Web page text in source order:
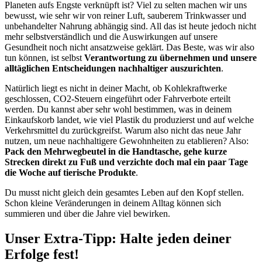
Planeten aufs Engste verknüpft ist? Viel zu selten machen wir uns
bewusst, wie sehr wir von reiner Luft, sauberem Trinkwasser und
unbehandelter Nahrung abhängig sind. All das ist heute jedoch nicht
mehr selbstverständlich und die Auswirkungen auf unsere
Gesundheit noch nicht ansatzweise geklärt. Das Beste, was wir also
tun können, ist selbst Verantwortung zu übernehmen und unsere
alltäglichen Entscheidungen nachhaltiger auszurichten.
Natürlich liegt es nicht in deiner Macht, ob Kohlekraftwerke
geschlossen, CO2-Steuern eingeführt oder Fahrverbote erteilt
werden. Du kannst aber sehr wohl bestimmen, was in deinem
Einkaufskorb landet, wie viel Plastik du produzierst und auf welche
Verkehrsmittel du zurückgreifst. Warum also nicht das neue Jahr
nutzen, um neue nachhaltigere Gewohnheiten zu etablieren? Also:
Pack den Mehrwegbeutel in die Handtasche, gehe kurze
Strecken direkt zu Fuß und verzichte doch mal ein paar Tage
die Woche auf tierische Produkte.
Du musst nicht gleich dein gesamtes Leben auf den Kopf stellen.
Schon kleine Veränderungen in deinem Alltag können sich
summieren und über die Jahre viel bewirken.
Unser Extra-Tipp: Halte jeden deiner
Erfolge fest!